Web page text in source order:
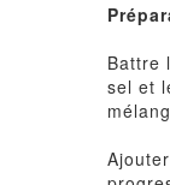
Battre
sel et